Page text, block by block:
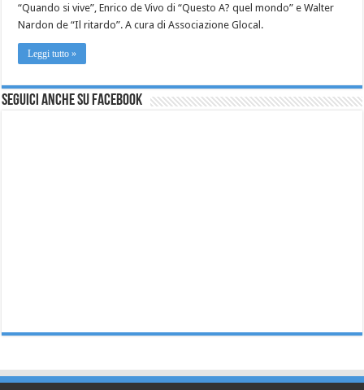
“Quando si vive”, Enrico de Vivo di “Questo A? quel mondo” e Walter
Nardon de “Il ritardo”. A cura di Associazione Glocal.
Leggi tutto »
Seguici anche su Facebook